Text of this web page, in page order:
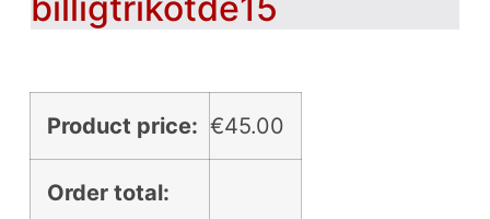
Product price: €45.00
Order total: